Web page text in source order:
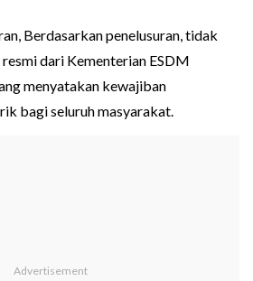
Berdasarkan penelusuran, tidak
dari Kementerian ESDM
menyatakan kewajiban
bagi seluruh masyarakat.